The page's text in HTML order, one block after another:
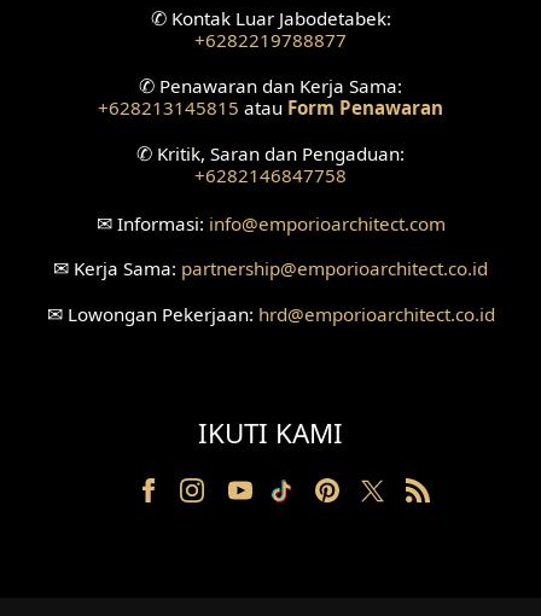
Desain Interior Villa
Desain Ruang Tunggu
Desain Ruang Perawatan
Desain Ruang Konsultasi
Desain Ruang Receptionist
Desain Teras
Desain Taman
✆Kontak Luar Jabodetabek:
+6282219788877
✆ Penawaran dan Kerja Sama:
+628213145815 atau Form Penawaran
✆ Kritik, Saran dan Pengaduan:
+6282146847758
✉Informasi: info@emporioarchitect.com
✉ Kerja Sama: partnership@emporioarchitect.co.id
✉Lowongan Pekerjaan: hrd@emporioarchitect.co.id
IKUTI KAMI